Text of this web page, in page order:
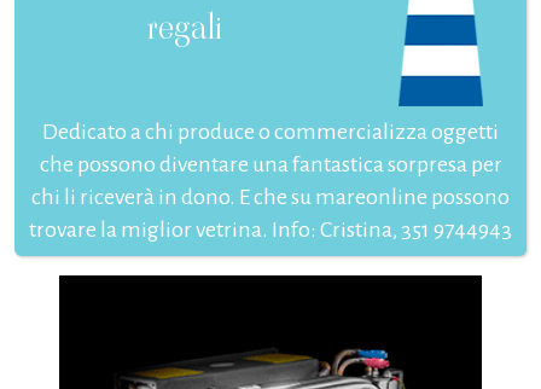
regali
Dedicato a chi produce o commercializza oggetti
che possono diventare una fantastica sorpresa per
chi li riceverà in dono. E che su mareonline possono
trovare la miglior vetrina. Info: Cristina, 351 9744943